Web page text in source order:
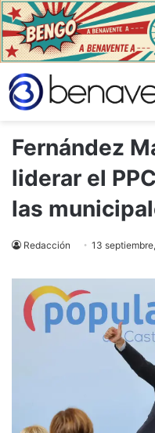
Fernández
liderar el
las
Redacción 13